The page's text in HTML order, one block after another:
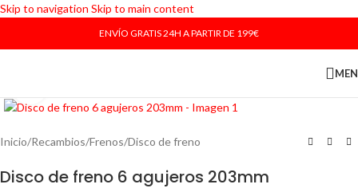
Skip to navigation Skip to main content
ENVÍO GRATIS 24H A PARTIR DE 199€
Inicio/Recambios/Frenos/Disco de freno
Disco de freno 6 agujeros 203mm